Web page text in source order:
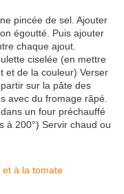
pincée de sel. Ajouter
égoutté. Puis ajouter
chaque ajout.
ciselée (en mettre
et de la couleur) Verser
sur la pâte des
avec du fromage râpé.
un four préchauffé
à 200°) Servir chaud ou